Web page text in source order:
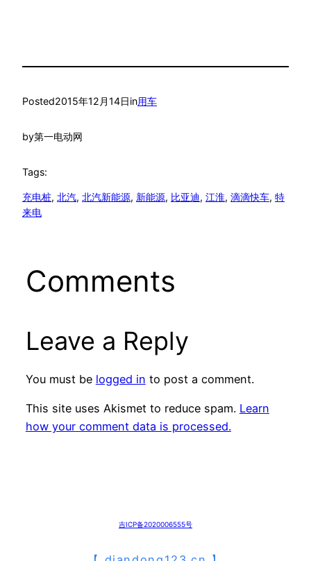
Posted2015年12月14日in用车
by第一电动网
Tags:
充电桩, 北汽, 北汽新能源, 新能源, 比亚迪, 江淮, 滴滴快车, 特
来电
Comments
Leave a Reply
You must be logged in to post a comment.
This site uses Akismet to reduce spam. Learn
how your comment data is processed.
吉ICP备2020006555号